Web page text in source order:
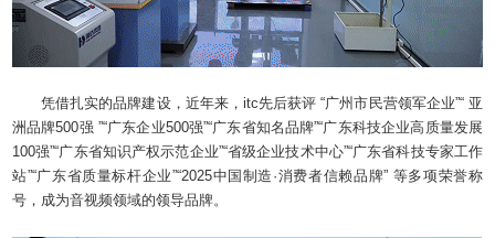
凭借扎实的品牌建设，近年来，itc先后获评 “广州市民营领军企业”“ 亚
洲品牌500强 ”“广东企业500强”“广东省知名品牌”“广东科技企业高质量发展
100强”“广东省知识产权示范企业”“省级企业技术中心”“广东省科技专家工作
站”“广东省质量标杆企业”“2025中国制造·消费者信赖品牌” 等多项荣誉称
号，成为音视频领域的领导品牌。